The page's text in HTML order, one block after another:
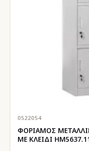
0522054
ΦΟΡΙΑΜΟΣ
ΜΕ ΚΛΕΙΔΙ